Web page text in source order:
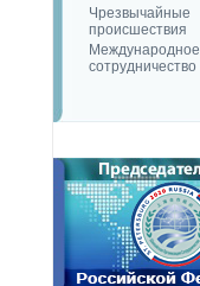
Чрезвычайные
происшествия
Международное
сотрудничество